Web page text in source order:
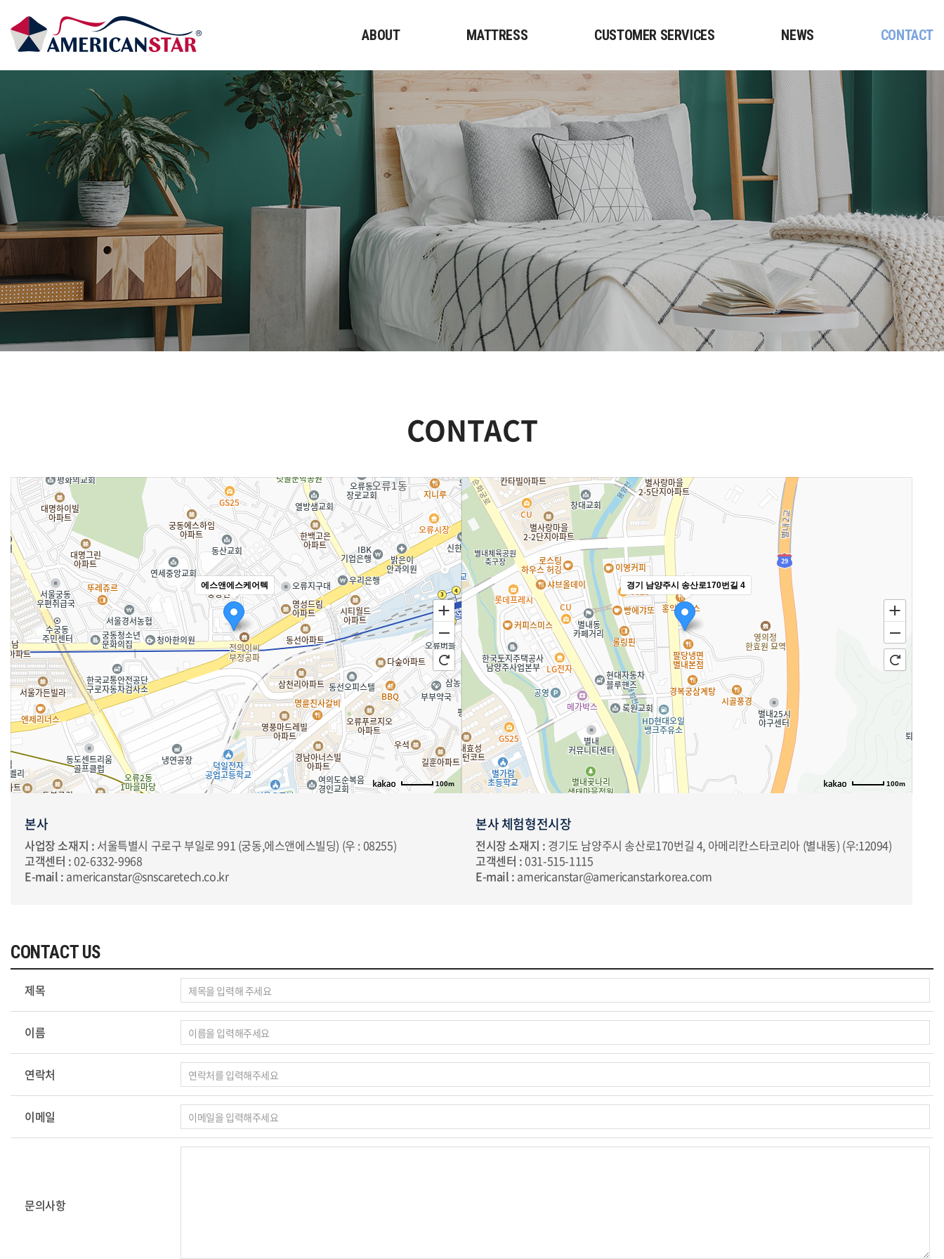
ABOUT MATTRESS CUSTOMER SERVICES NEWS CONTACT
CONTACT
에스앤에스케어텍
100m
드뷰
찾기
본사
사업장 소재지 : 서울특별시 구로구 부일로 991 (궁동,에스앤에스빌딩) (우 : 08255)
고객센터 :02-6332-9968
E-mail : americanstar@snscaretech.co.kr
경기 남양주시 송산로170번길 4
100m
길찾기
본사 체험형전시장
전시장 소재지 : 경기도 남양주시 송산로170번길 4, 아메리칸스타코리아 (별내동) (우:12094)
고객센터 :031-515-1115
E-mail : americanstar@americanstarkorea.com
CONTACT US
제목
이름
연락처
이메일
문의사항